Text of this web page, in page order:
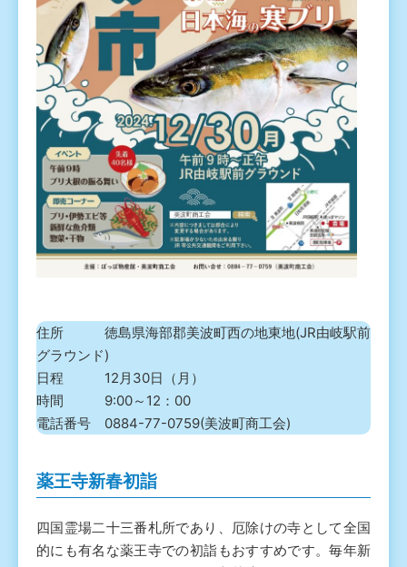
住所 徳島県海部郡美波町西の地東地(JR由岐駅前
グラウンド)
日程 12月30日（月）
時間 9:00～12：00
電話番号 0884-77-0759(美波町商工会)
薬王寺新春初詣
四国霊場二十三番札所であり、厄除けの寺として全国
的にも有名な薬王寺での初詣もおすすめです。毎年新